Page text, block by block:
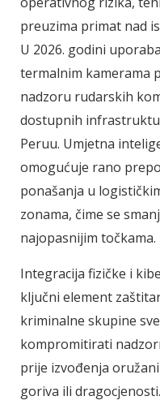
preuzima primat nad
U 2026. godini
termalnim kamerama
nadzoru rudarskih
dostupnih
Peruu. Umjetna
omogućuje rano
ponašanja u
zonama, čime se
najopasnijim točkama.
Integracija fizičke i
ključni element
kriminalne skupine
kompromitirati
prije izvođenja
goriva ili dragocjenosti.